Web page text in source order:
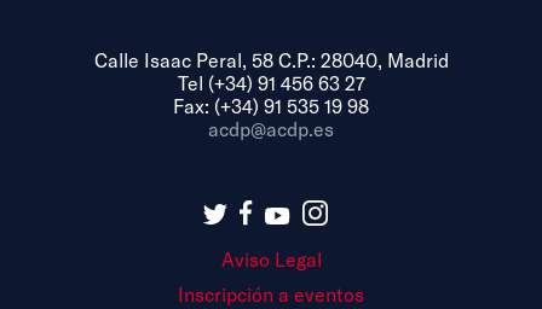
Calle Isaac Peral, 58 C.P.: 28040, Madrid
Tel (+34) 91 456 63 27
Fax: (+34) 91 535 19 98
acdp@acdp.es
Aviso Legal
Inscripción a eventos